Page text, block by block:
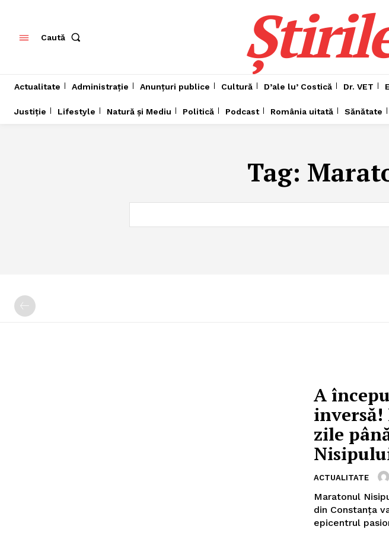
Caută
Actualitate Administrație Anunțuri publice Cultură D’ale lu’ Costică Dr. VET
Justiție Lifestyle Natură și Mediu Politică Podcast România uitată Sănătate
Tag:
A
inversă!
zile
ACTUALITATE
Maratonul Nisipului, în
din Constanța
epicentrul